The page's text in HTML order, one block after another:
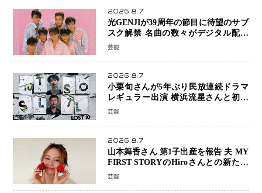
2026.8.7
光GENJIが39周年の節目に待望のサブ
スク解禁 名曲の数々がデジタル配信
へ 40周年へ向け1年間で全作品を順次
芸能
2026.8.7
小栗旬さんが5年ぶり民放連続ドラマ
レギュラー出演 横浜流星さんと初共
演『LOST10』で異色バディ結成
芸能
2026.8.7
山本舞香さん 第1子出産を報告 夫 MY
FIRST STORYのHiroさんとの新たな
家族生活「母子ともに健康」
芸能